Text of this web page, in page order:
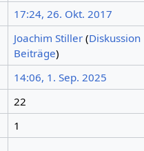
17:24, 26. Okt. 2017
Joachim Stiller (Diskussion
Beiträge)
14:06, 1. Sep. 2025
22
1